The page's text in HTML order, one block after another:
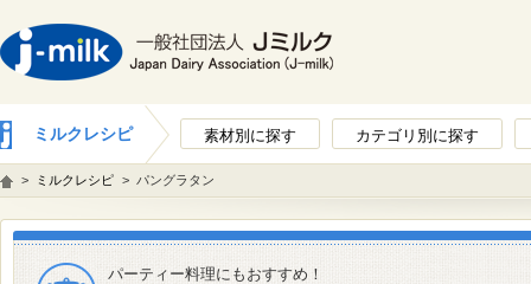
ミルクレシピ 素材別に探す カテゴリ別に探す
> ミルクレシピ > パングラタン
パーティー料理にもおすすめ！